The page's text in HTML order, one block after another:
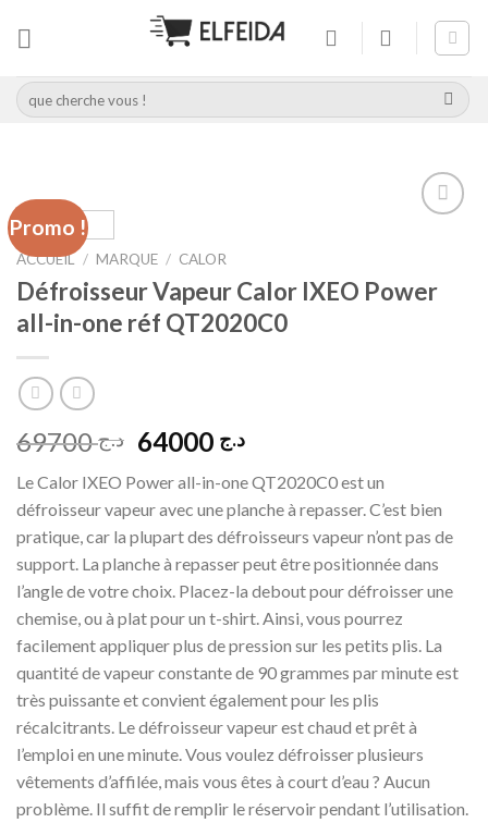
Recherche
pour :
Promo !
ACCUEIL / MARQUE / CALOR
Défroisseur Vapeur Calor IXEO Power
all-in-one réf QT2020C0
د.ج69700
Le
initial
était :
د.ج 69700.
د.جLe
actuel
est :
د.ج 64000.
Le Calor IXEO Power all-in-one QT2020C0 est un
défroisseur vapeur avec une planche à repasser. C’est bien
pratique, car la plupart des défroisseurs vapeur n’ont pas de
support. La planche à repasser peut être positionnée dans
l’angle de votre choix. Placez-la debout pour défroisser une
chemise, ou à plat pour un t-shirt. Ainsi, vous pourrez
facilement appliquer plus de pression sur les petits plis. La
quantité de vapeur constante de 90 grammes par minute est
très puissante et convient également pour les plis
récalcitrants. Le défroisseur vapeur est chaud et prêt à
l’emploi en une minute. Vous voulez défroisser plusieurs
vêtements d’affilée, mais vous êtes à court d’eau ? Aucun
problème. Il suffit de remplir le réservoir pendant l’utilisation.